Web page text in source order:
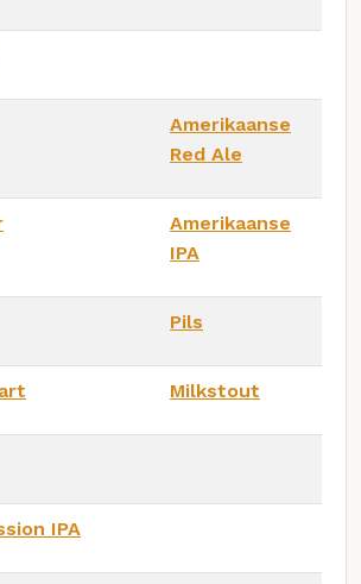
Amerikaanse
Red Ale
Amerikaanse
IPA
Pils
Milkstout
IPA